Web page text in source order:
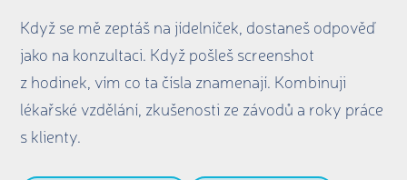
Když se mě zeptáš na jídelníček, dostaneš odpověď
jako na konzultaci. Když pošleš screenshot
z hodinek, vím co ta čísla znamenají. Kombinuji
lékařské vzdělání, zkušenosti ze závodů a roky práce
s klienty.